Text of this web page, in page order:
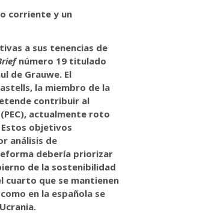
corriente y un
a sus tenencias de
número 19 titulado
de Grauwe. El
la miembro de la
contribuir al
actualmente roto
objetivos
análisis de
debería priorizar
de la sostenibilidad
cuarto que se mantienen
en la española se